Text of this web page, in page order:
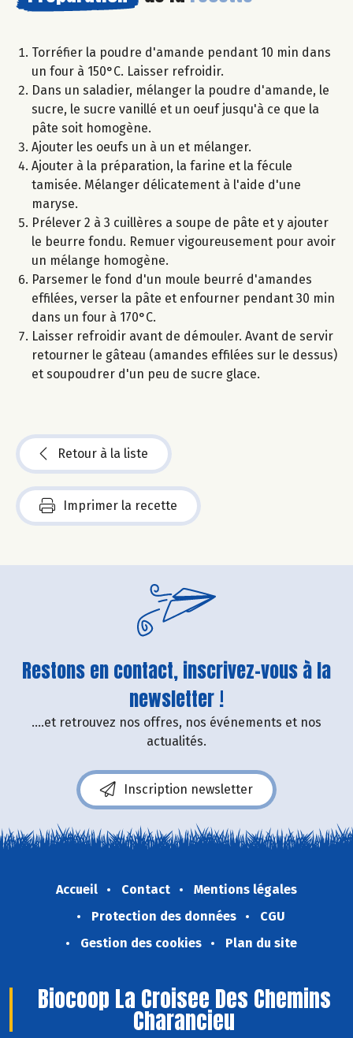
Torréfier la poudre d'amande pendant 10 min dans
un four à 150°C. Laisser refroidir.
Dans un saladier, mélanger la poudre d'amande, le
sucre, le sucre vanillé et un oeuf jusqu'à ce que la
pâte soit homogène.
Ajouter les oeufs un à un et mélanger.
Ajouter à la préparation, la farine et la fécule
tamisée. Mélanger délicatement à l'aide d'une
maryse.
Prélever 2 à 3 cuillères a soupe de pâte et y ajouter
le beurre fondu. Remuer vigoureusement pour avoir
un mélange homogène.
Parsemer le fond d'un moule beurré d'amandes
effilées, verser la pâte et enfourner pendant 30 min
dans un four à 170°C.
Laisser refroidir avant de démouler. Avant de servir
retourner le gâteau (amandes effilées sur le dessus)
et soupoudrer d'un peu de sucre glace.
Retour à la liste
Imprimer la recette
Restons en contact, inscrivez-vous à la
newsletter !
....et retrouvez nos offres, nos événements et nos
actualités.
Inscription newsletter
Accueil Contact
Mentions légales
Protection des données
CGU
Gestion des cookies
Plan du site
Biocoop La Croisee Des Chemins
Charancieu